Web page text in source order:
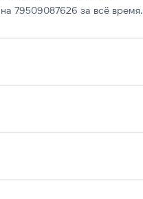
79509087626 за всё время.